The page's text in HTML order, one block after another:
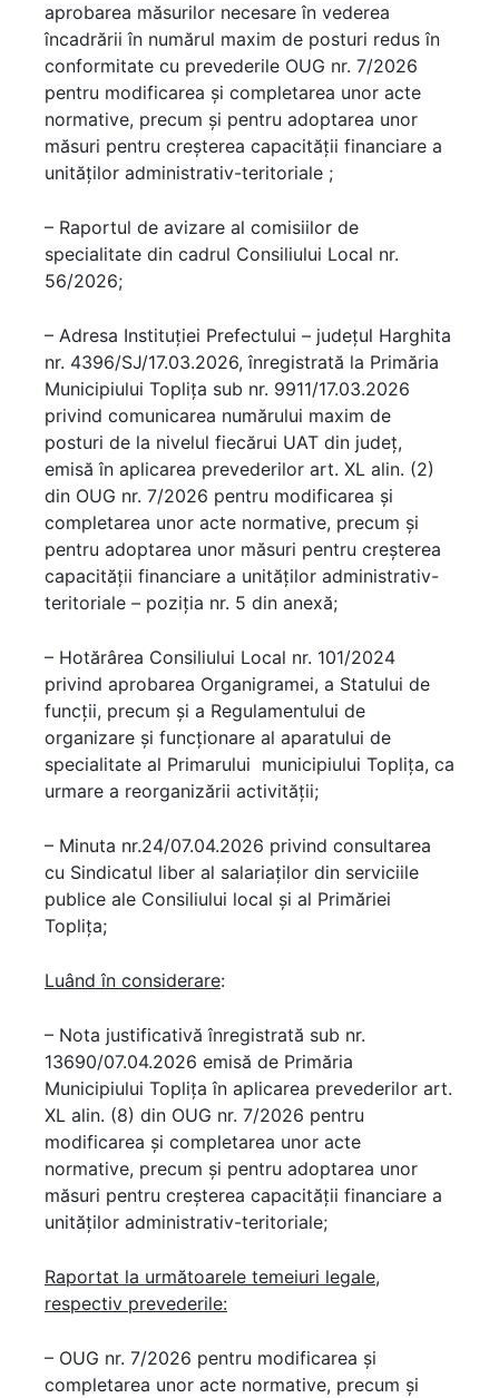
aprobarea măsurilor necesare în vederea
încadrării în numărul maxim de posturi redus în
conformitate cu prevederile OUG nr. 7/2026
pentru modificarea şi completarea unor acte
normative, precum şi pentru adoptarea unor
măsuri pentru creşterea capacităţii financiare a
unităţilor administrativ-teritoriale ;
– Raportul de avizare al comisiilor de
specialitate din cadrul Consiliului Local nr.
56/2026;
– Adresa Instituției Prefectului – județul Harghita
nr. 4396/SJ/17.03.2026, înregistrată la Primăria
Municipiului Toplița sub nr. 9911/17.03.2026
privind comunicarea numărului maxim de
posturi de la nivelul fiecărui UAT din județ,
emisă în aplicarea prevederilor art. XL alin. (2)
din OUG nr. 7/2026 pentru modificarea şi
completarea unor acte normative, precum şi
pentru adoptarea unor măsuri pentru creşterea
capacităţii financiare a unităţilor administrativ-
teritoriale – poziția nr. 5 din anexă;
– Hotărârea Consiliului Local nr. 101/2024
privind aprobarea Organigramei, a Statului de
funcţii, precum și a Regulamentului de
organizare și funcționare al aparatului de
specialitate al Primarului municipiului Topliţa, ca
urmare a reorganizării activității;
– Minuta nr.24/07.04.2026 privind consultarea
cu Sindicatul liber al salariaților din serviciile
publice ale Consiliului local și al Primăriei
Toplița;
Luând în considerare:
– Nota justificativă înregistrată sub nr.
13690/07.04.2026 emisă de Primăria
Municipiului Toplița în aplicarea prevederilor art.
XL alin. (8) din OUG nr. 7/2026 pentru
modificarea şi completarea unor acte
normative, precum şi pentru adoptarea unor
măsuri pentru creşterea capacităţii financiare a
unităţilor administrativ-teritoriale;
Raportat la următoarele temeiuri legale,
respectiv prevederile:
– OUG nr. 7/2026 pentru modificarea şi
completarea unor acte normative, precum şi